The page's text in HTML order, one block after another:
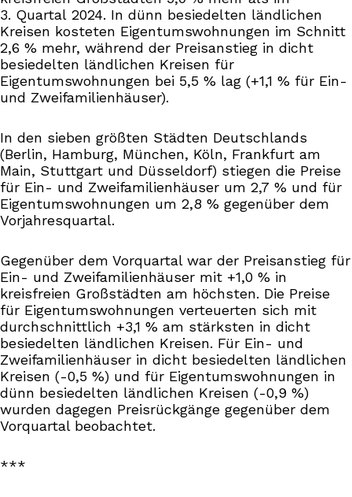
3. Quartal 2024. In dünn besiedelten ländlichen
Kreisen kosteten Eigentumswohnungen im Schnitt
2,6 % mehr, während der Preisanstieg in dicht
besiedelten ländlichen Kreisen für
Eigentumswohnungen bei 5,5 % lag (+1,1 % für Ein-
und Zweifamilienhäuser).
In den sieben größten Städten Deutschlands
(Berlin, Hamburg, München, Köln, Frankfurt am
Main, Stuttgart und Düsseldorf) stiegen die Preise
für Ein- und Zweifamilienhäuser um 2,7 % und für
Eigentumswohnungen um 2,8 % gegenüber dem
Vorjahresquartal.
Gegenüber dem Vorquartal war der Preisanstieg für
Ein- und Zweifamilienhäuser mit +1,0 % in
kreisfreien Großstädten am höchsten. Die Preise
für Eigentumswohnungen verteuerten sich mit
durchschnittlich +3,1 % am stärksten in dicht
besiedelten ländlichen Kreisen. Für Ein- und
Zweifamilienhäuser in dicht besiedelten ländlichen
Kreisen (-0,5 %) und für Eigentumswohnungen in
dünn besiedelten ländlichen Kreisen (-0,9 %)
wurden dagegen Preisrückgänge gegenüber dem
Vorquartal beobachtet.
***